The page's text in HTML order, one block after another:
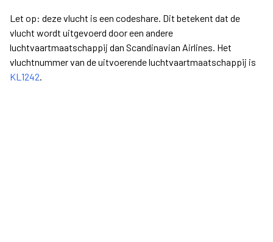
Let op: deze vlucht is een codeshare. Dit betekent dat de
vlucht wordt uitgevoerd door een andere
luchtvaartmaatschappij dan Scandinavian Airlines. Het
vluchtnummer van de uitvoerende luchtvaartmaatschappij is
KL1242.